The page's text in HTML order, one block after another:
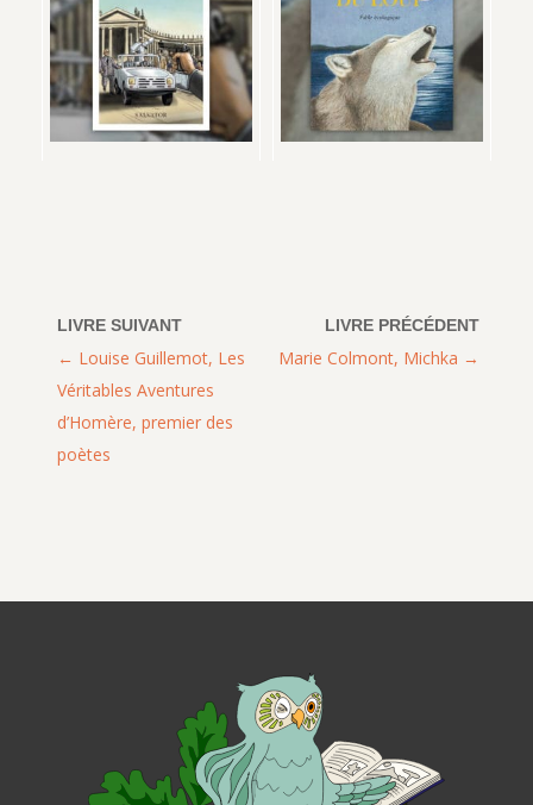
Marie Colmont, Michka
Louise Guillemot, Les
Véritables Aventures
d’Homère, premier des
poètes